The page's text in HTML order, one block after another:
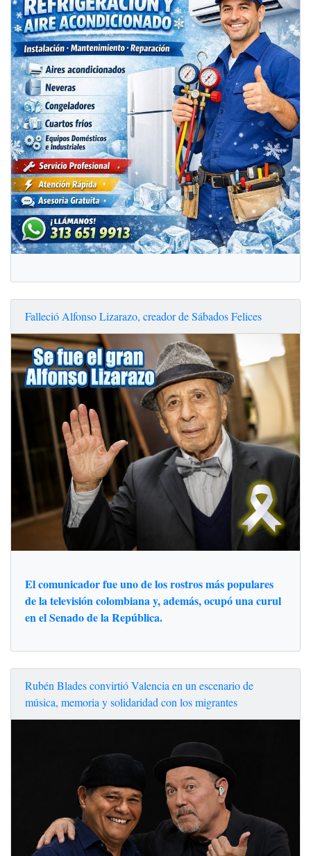
Falleció Alfonso Lizarazo, creador de Sábados Felices
El comunicador fue uno de los rostros más populares
de la televisión colombiana y, además, ocupó una curul
en el Senado de la República.
Rubén Blades convirtió Valencia en un escenario de
música, memoria y solidaridad con los migrantes